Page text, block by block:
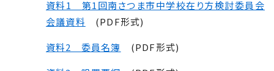
資料1 第1回南さつま市中学校在り方検討委員会
会議資料 (PDF形式)
資料2 委員名簿
(PDF形式)